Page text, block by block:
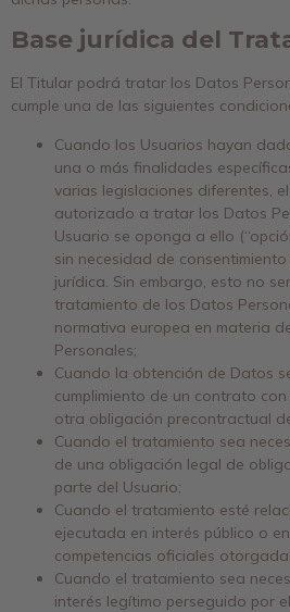
Base jurídica del
El Titular podrá tratar los Datos
cumple una de las siguientes
Cuando los Usuarios hayan
una o más finalidades
varias legislaciones diferentes,
autorizado a tratar los Datos
Usuario se oponga a ello
sin necesidad de
jurídica. Sin embargo, esto no
tratamiento de los Datos
normativa europea en materia
Personales;
Cuando la obtención de Datos
cumplimiento de un contrato
otra obligación precontractual
Cuando el tratamiento sea
de una obligación legal de
parte del Usuario;
Cuando el tratamiento esté
ejecutada en interés público o
competencias oficiales
Cuando el tratamiento sea
interés legítimo perseguido por